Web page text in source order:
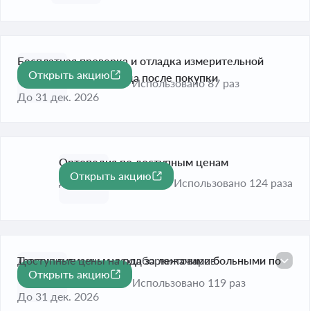
Бесплатная проверка и отладка измерительной
техники в течение года после покупки
До 31 дек. 2026
Открыть акцию
Использовано 87 раз
Ортопедия по доступным ценам
До 31 дек. 2026
Открыть акцию
Использовано 124 раза
Товары гигиены и ухода за лежачими больными по
выгодным ценам
До 31 дек. 2026
Доступные цены на подборки товаров.
Открыть акцию
Использовано 119 раз